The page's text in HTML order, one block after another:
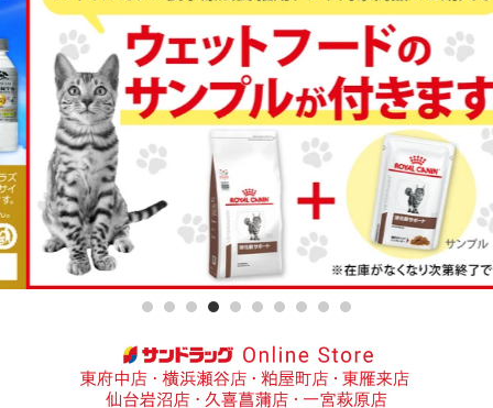
ラ
ッ
グ
Online
Store